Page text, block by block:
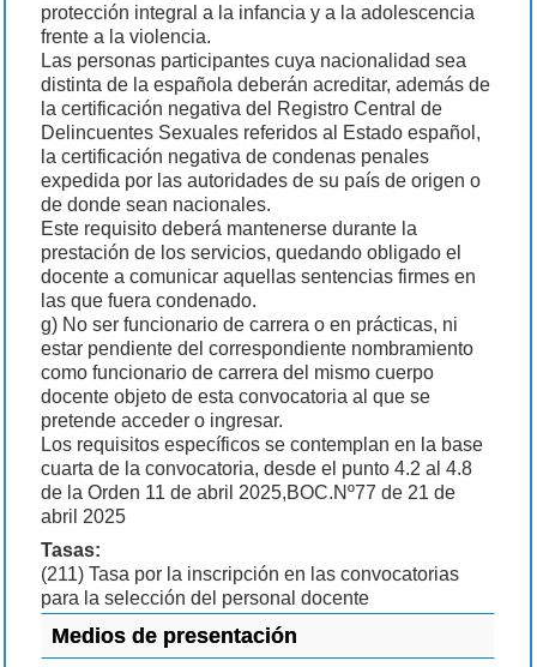
protección integral a la infancia y a la adolescencia
frente a la violencia.
Las personas participantes cuya nacionalidad sea
distinta de la española deberán acreditar, además de
la certificación negativa del Registro Central de
Delincuentes Sexuales referidos al Estado español,
la certificación negativa de condenas penales
expedida por las autoridades de su país de origen o
de donde sean nacionales.
Este requisito deberá mantenerse durante la
prestación de los servicios, quedando obligado el
docente a comunicar aquellas sentencias firmes en
las que fuera condenado.
g) No ser funcionario de carrera o en prácticas, ni
estar pendiente del correspondiente nombramiento
como funcionario de carrera del mismo cuerpo
docente objeto de esta convocatoria al que se
pretende acceder o ingresar.
Los requisitos específicos se contemplan en la base
cuarta de la convocatoria, desde el punto 4.2 al 4.8
de la Orden 11 de abril 2025,BOC.Nº77 de 21 de
abril 2025
Tasas:
(211) Tasa por la inscripción en las convocatorias
para la selección del personal docente
Medios de presentación